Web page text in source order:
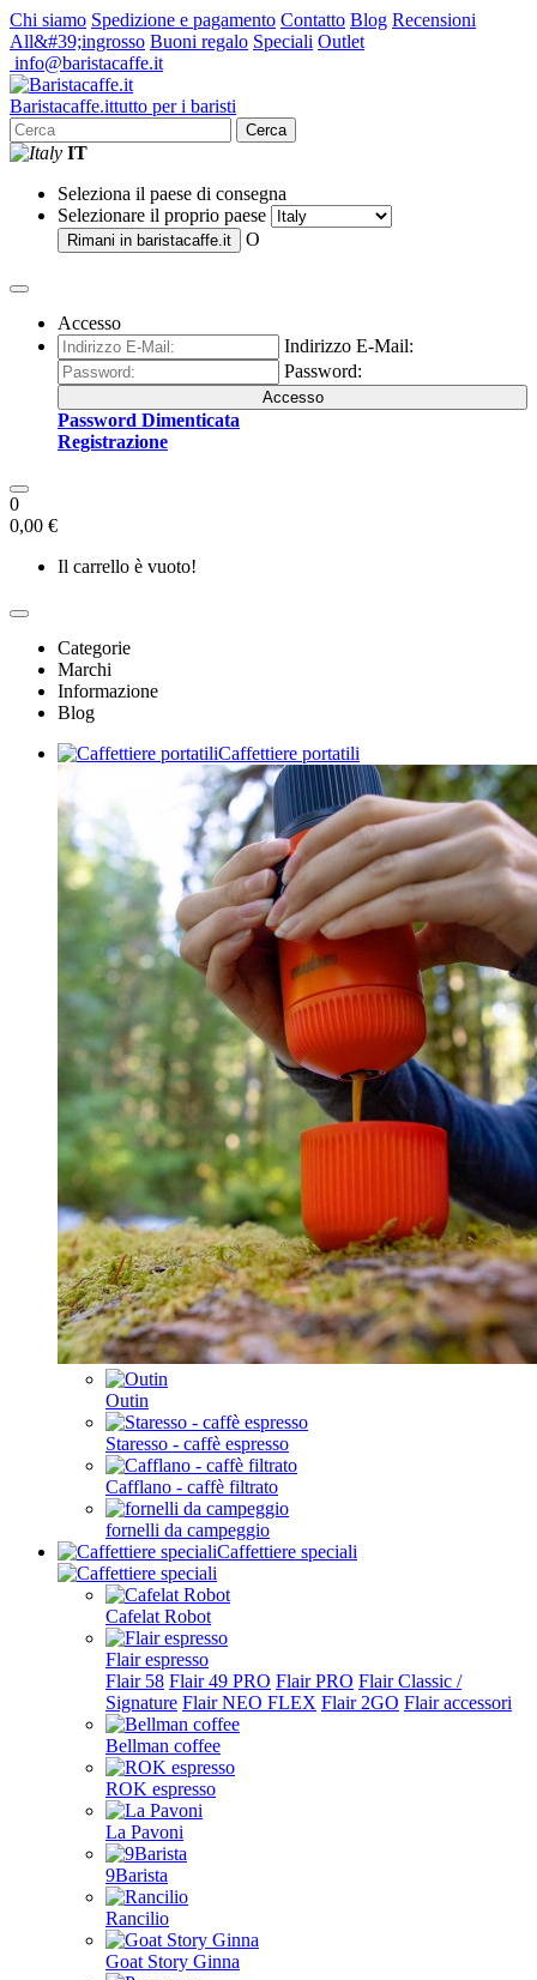
Chi siamo Spedizione e pagamento Contatto Blog Recensioni
All&#39;ingrosso Buoni regalo Speciali Outlet
info@baristacaffe.it
Baristacaffe.ittutto per i baristi
Cerca
IT
Seleziona il paese di consegna
Selezionare il proprio paese
Rimani in baristacaffe.it O
Accesso
Indirizzo E-Mail:
Password:
Accesso
Password Dimenticata
Registrazione
0
0,00 €
Il carrello è vuoto!
Categorie
Marchi
Informazione
Blog
Caffettiere portatili
Outin
Staresso - caffè espresso
Cafflano - caffè filtrato
fornelli da campeggio
Caffettiere speciali
Cafelat Robot
Flair espresso
Flair 58 Flair 49 PRO Flair PRO Flair Classic /
Signature Flair NEO FLEX Flair 2GO Flair accessori
Bellman coffee
ROK espresso
La Pavoni
9Barista
Rancilio
Goat Story Ginna